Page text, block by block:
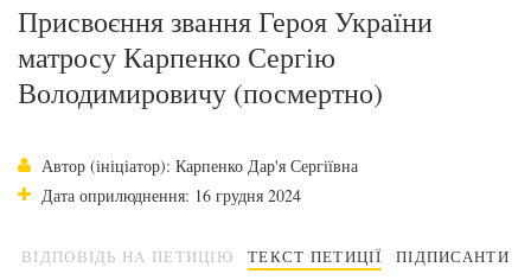
Присвоєння звання Героя України
матросу Карпенко Сергію
Володимировичу (посмертно)
Автор (ініціатор): Карпенко Дар'я Сергіївна
Дата оприлюднення: 16 грудня 2024
ВІДПОВІДЬ НА ПЕТИЦІЮ ТЕКСТ ПЕТИЦІЇ ПІДПИСАНТИ